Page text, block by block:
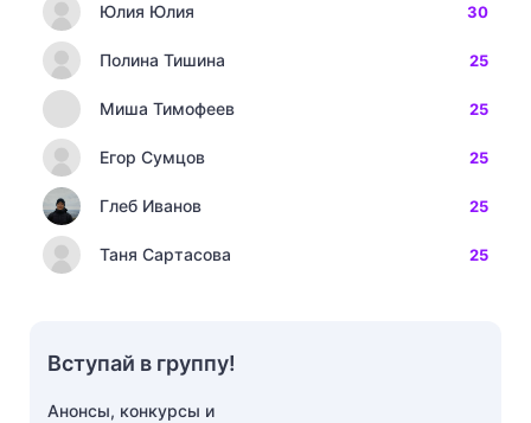
Юлия Юлия 30
Полина Тишина 25
Миша Тимофеев 25
Егор Сумцов 25
Глеб Иванов 25
Таня Сартасова 25
Вступай в группу!
Анонсы, конкурсы и